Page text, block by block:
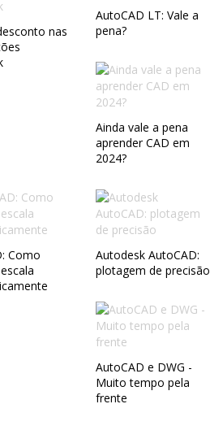
nas
AutoCAD LT: Vale a
pena?
Ainda vale a pena
aprender CAD em
2024?
Como
Autodesk AutoCAD:
plotagem de precisão
AutoCAD e DWG -
Muito tempo pela
frente